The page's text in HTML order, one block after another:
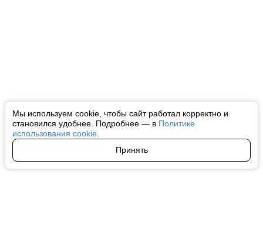
Мы используем cookie, чтобы сайт работал корректно и
становился удобнее. Подробнее — в Политике
использования cookie
Принять